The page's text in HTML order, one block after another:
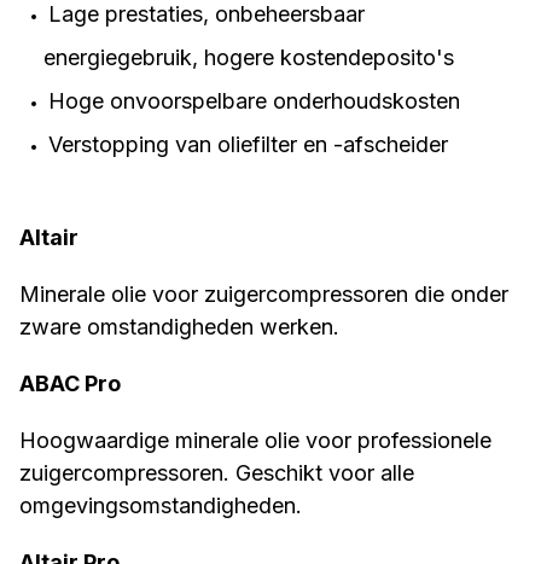
Lage prestaties, onbeheersbaar
energiegebruik, hogere kostendeposito's
Hoge onvoorspelbare onderhoudskosten
Verstopping van oliefilter en -afscheider
Altair
Minerale olie voor zuigercompressoren die onder
zware omstandigheden werken.
ABAC Pro
Hoogwaardige minerale olie voor professionele
zuigercompressoren. Geschikt voor alle
omgevingsomstandigheden.